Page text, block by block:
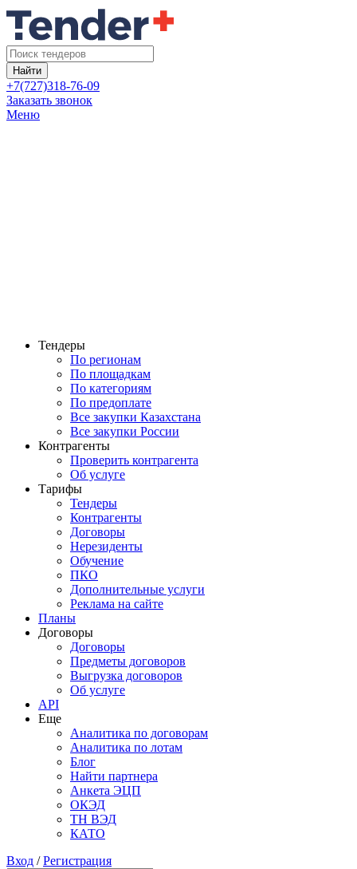
Найти
+7(727)318-76-09
Заказать звонок
Меню
Тендеры
По регионам
По площадкам
По категориям
По предоплате
Все закупки Казахстана
Все закупки России
Контрагенты
Проверить контрагента
Об услуге
Тарифы
Тендеры
Контрагенты
Договоры
Нерезиденты
Обучение
ПКО
Дополнительные услуги
Реклама на сайте
Планы
Договоры
Договоры
Предметы договоров
Выгрузка договоров
Об услуге
API
Еще
Аналитика по договорам
Аналитика по лотам
Блог
Найти партнера
Анкета ЭЦП
ОКЭД
ТН ВЭД
КАТО
Вход /Регистрация